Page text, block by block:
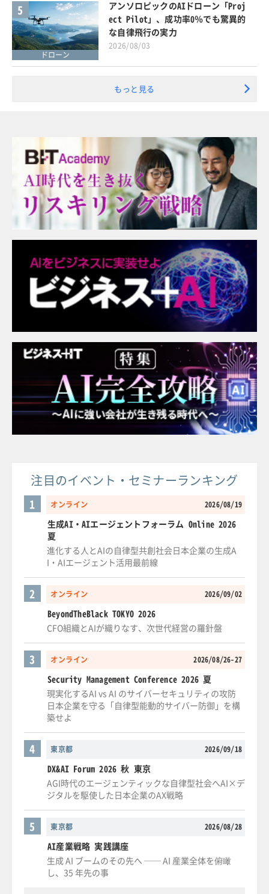
5
ドローン
アンソロピックのAIドローン「Proj
ect Pilot」、成功率0％でも驚異的
な自律飛行の実力
2026/08/03
もっと見る
注目のイベント・セミナーランキング
オンライン 2026/08/19
1
生成AI・AIエージェントフォーラム Online 2026
夏
進化する人とAIの自律型共創社会日本企業の生成A
I・AIエージェント活用最前線
オンライン 2026/09/02
2
BeyondTheBlack TOKYO 2026
CFO組織とAIが織りなす、次世代経営の羅針盤
オンライン 2026/08/26-27
3
Security Management Conference 2026 夏
現実化するAI vs AI のサイバーセキュリティの攻防
日本企業を守る「自律型能動的サイバー防御」を構
築せよ
東京都 2026/09/18
4
DX&AI Forum 2026 秋 東京
AGI時代のエージェンティックな自律型社会へAI×デ
ジタルを駆使した日本企業のAX戦略
東京都 2026/08/28
5
AI産業戦略 実践講座
生成 AI ブームのその先へ ── AI 産業全体を俯瞰
し、35 年先の事